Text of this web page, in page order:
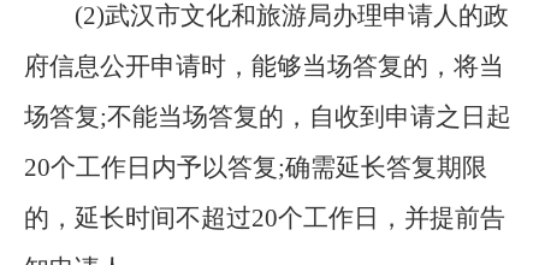
(2)武汉市文化和旅游局办理申请人的政
府信息公开申请时，能够当场答复的，将当
场答复;不能当场答复的，自收到申请之日起
20个工作日内予以答复;确需延长答复期限
的，延长时间不超过20个工作日，并提前告